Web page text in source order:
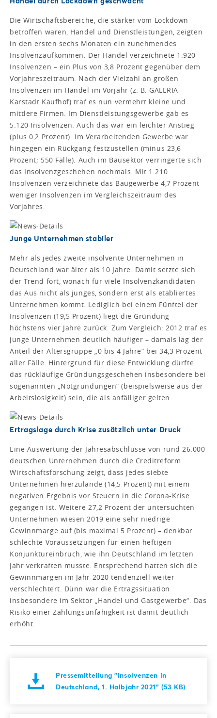
Die Wirtschaftsbereiche, die stärker vom Lockdown
betroffen waren, Handel und Dienstleistungen, zeigten
in den ersten sechs Monaten ein zunehmendes
Insolvenzaufkommen. Der Handel verzeichnete 1.920
Insolvenzen – ein Plus von 3,8 Prozent gegenüber dem
Vorjahreszeitraum. Nach der Vielzahl an großen
Insolvenzen im Handel im Vorjahr (z. B. GALERIA
Karstadt Kaufhof) traf es nun vermehrt kleine und
mittlere Firmen. Im Dienstleistungsgewerbe gab es
5.120 Insolvenzen. Auch das war ein leichter Anstieg
(plus 0,2 Prozent). Im Verarbeitenden Gewerbe war
hingegen ein Rückgang festzustellen (minus 23,6
Prozent; 550 Fälle). Auch im Bausektor verringerte sich
das Insolvenzgeschehen nochmals. Mit 1.210
Insolvenzen verzeichnete das Baugewerbe 4,7 Prozent
weniger Insolvenzen im Vergleichszeitraum des
Vorjahres.
Junge Unternehmen stabiler
Mehr als jedes zweite insolvente Unternehmen in
Deutschland war älter als 10 Jahre. Damit setzte sich
der Trend fort, wonach für viele Insolvenzkandidaten
das Aus nicht als junges, sondern erst als etabliertes
Unternehmen kommt. Lediglich bei einem Fünftel der
Insolvenzen (19,5 Prozent) liegt die Gründung
höchstens vier Jahre zurück. Zum Vergleich: 2012 traf es
junge Unternehmen deutlich häufiger – damals lag der
Anteil der Altersgruppe „0 bis 4 Jahre“ bei 34,3 Prozent
aller Fälle. Hintergrund für diese Entwicklung dürfte
das rückläufige Gründungsgeschehen insbesondere bei
sogenannten „Notgründungen“ (beispielsweise aus der
Arbeitslosigkeit) sein, die als anfälliger gelten.
Ertragslage durch Krise zusätzlich unter Druck
Eine Auswertung der Jahresabschlüsse von rund 26.000
deutschen Unternehmen durch die Creditreform
Wirtschaftsforschung zeigt, dass jedes siebte
Unternehmen hierzulande (14,5 Prozent) mit einem
negativen Ergebnis vor Steuern in die Corona-Krise
gegangen ist. Weitere 27,2 Prozent der untersuchten
Unternehmen wiesen 2019 eine sehr niedrige
Gewinnmarge auf (bis maximal 5 Prozent) – denkbar
schlechte Voraussetzungen für einen heftigen
Konjunktureinbruch, wie ihn Deutschland im letzten
Jahr verkraften musste. Entsprechend hatten sich die
Gewinnmargen im Jahr 2020 tendenziell weiter
verschlechtert. Dünn war die Ertragssituation
insbesondere im Sektor „Handel und Gastgewerbe“. Das
Risiko einer Zahlungsunfähigkeit ist damit deutlich
erhöht.
Pressemitteilung "Insolvenzen in
Deutschland, 1. Halbjahr 2021" (53 KB)